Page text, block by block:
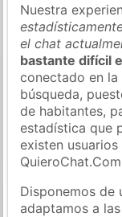
Nuestra
el chat
bastante difícil
conectado en
búsqueda,
de habitantes,
estadística que
existen
Disponemos de
adaptamos a